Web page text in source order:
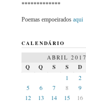
*************
Poemas empoeirados aqui
CALENDÁRIO
ABRIL 2017
Q Q S S D
1
2
5
6 7 8 9
12
13 14 15 16